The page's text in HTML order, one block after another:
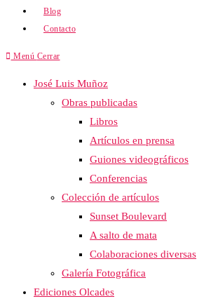
Blog
Contacto
Menú Cerrar
José Luis Muñoz
Obras publicadas
Libros
Artículos en prensa
Guiones videográficos
Conferencias
Colección de artículos
Sunset Boulevard
A salto de mata
Colaboraciones diversas
Galería Fotográfica
Ediciones Olcades